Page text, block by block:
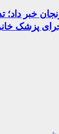
خبر داد؛
پزشک